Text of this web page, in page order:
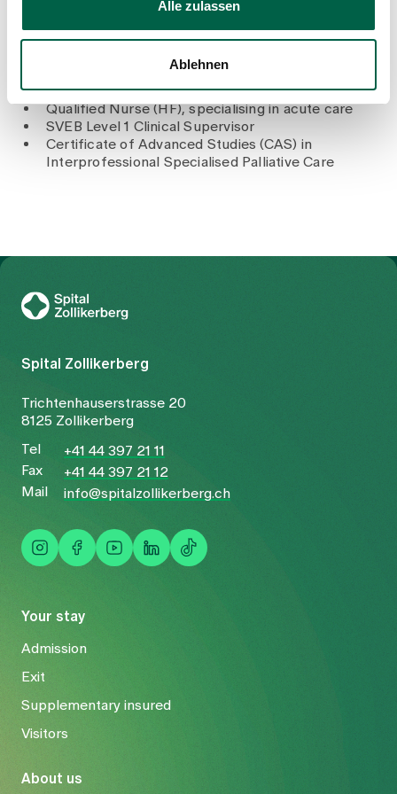
Alle zulassen
Ablehnen
School of Nursing, Zollikerberg
Training and further education
Qualified Nurse (HF), specialising in acute care
SVEB Level 1 Clinical Supervisor
Certificate of Advanced Studies (CAS) in
Interprofessional Specialised Palliative Care
Your stay
Admission
Exit
Supplementary insured
Visitors
About us
Spital Zollikerberg
Trichtenhauserstrasse 20
8125 Zollikerberg
Tel
+41 44 397 21 11
Fax
+41 44 397 21 12
Mail
info@spitalzollikerberg.ch